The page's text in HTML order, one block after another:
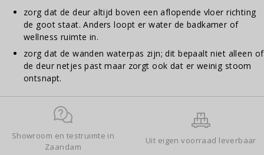
zorg dat de deur altijd boven een aflopende vloer richting
de goot staat. Anders loopt er water de badkamer of
wellness ruimte in.
zorg dat de wanden waterpas zijn; dit bepaalt niet alleen of
de deur netjes past maar zorgt ook dat er weinig stoom
ontsnapt.
Showroom en testruimte in
Zaandam
Uit eigen voorraad leverbaar